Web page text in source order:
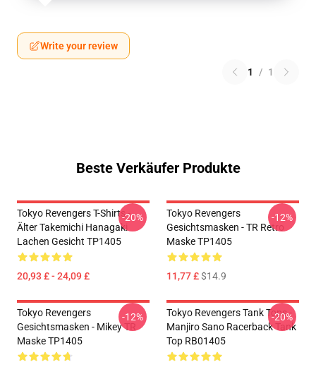
Write your review
1 / 1
Beste Verkäufer Produkte
Tokyo Revengers T-Shirts -
Älter Takemichi Hanagaki
Lachen Gesicht TP1405
20,93 £ - 24,09 £
-20%
Tokyo Revengers
Gesichtsmasken - TR Retro
Maske TP1405
11,77 £$14.9
-12%
Tokyo Revengers
Gesichtsmasken - Mikey TR
Maske TP1405
-12%
Tokyo Revengers Tank Tops -
Manjiro Sano Racerback Tank
Top RB01405
-20%